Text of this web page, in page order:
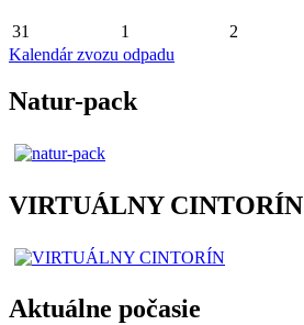
31 1 2
Kalendár zvozu odpadu
Natur-pack
VIRTUÁLNY CINTORÍN
Aktuálne počasie